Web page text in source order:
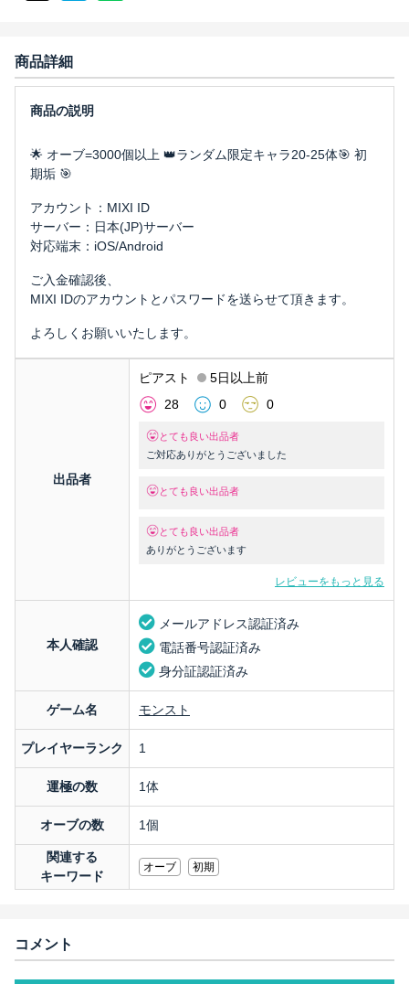
商品詳細
🌟 オーブ=3000個以上 👑ランダム限定キャラ20-25体🎯 初
期垢 🎯
アカウント：MIXI ID
サーバー：日本(JP)サーバー
対応端末：iOS/Android
ご入金確認後、
MIXI IDのアカウントとパスワードを送らせて頂きます。
よろしくお願いいたします。
出品者
ピアスト
5日以上前
28
0 0
とても良い出品者
ご対応ありがとうございました
とても良い出品者
とても良い出品者
ありがとうございます
レビューをもっと見る
本人確認
メールアドレス認証済み
電話番号認証済み
身分証認証済み
ゲーム名 モンスト
プレイヤーランク 1
運極の数 1体
オーブの数 1個
関連する
キーワード
オーブ 初期
コメント